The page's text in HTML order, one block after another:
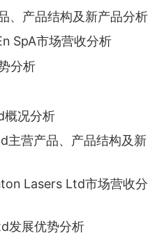
、产品结构及新产品分析
SpA市场营收分析
分析
概况分析
主营产品、产品结构及新
Lasers Ltd市场营收分
发展优势分析